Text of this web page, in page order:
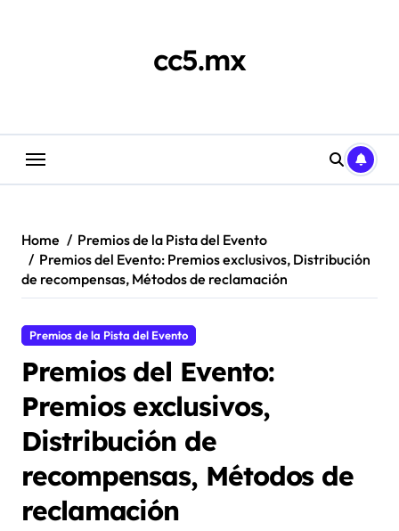
cc5.mx
Home
Premios de la Pista del Evento
Premios del Evento: Premios exclusivos, Distribución
de recompensas, Métodos de reclamación
Premios de la Pista del Evento
Premios del Evento:
Premios exclusivos,
Distribución de
recompensas, Métodos de
reclamación